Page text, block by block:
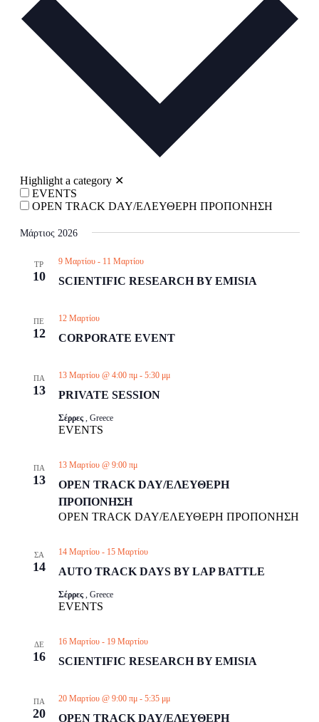
Highlight a category ✕
EVENTS
OPEN TRACK DAY/ΕΛΕΥΘΕΡΗ ΠΡΟΠΟΝΗΣΗ
Μάρτιος 2026
ΤΡ
10 SCIENTIFIC RESEARCH BY EMISIA
9 Μαρτίου- 11 Μαρτίου
ΠΕ
12 CORPORATE EVENT
12 Μαρτίου
ΠΑ
13 PRIVATE SESSION
13 Μαρτίου @ 4:00 πμ- 5:30 μμ
Σέρρες , Greece
EVENTS
ΠΑ
13
OPEN TRACK DAY/ΕΛΕΥΘΕΡΗ
ΠΡΟΠΟΝΗΣΗ
13 Μαρτίου @ 9:00 πμ
OPEN TRACK DAY/ΕΛΕΥΘΕΡΗ ΠΡΟΠΟΝΗΣΗ
ΣΑ
14 AUTO TRACK DAYS BY LAP BATTLE
14 Μαρτίου- 15 Μαρτίου
Σέρρες , Greece
EVENTS
ΔΕ
16 SCIENTIFIC RESEARCH BY EMISIA
16 Μαρτίου- 19 Μαρτίου
ΠΑ
20
OPEN TRACK DAY/ΕΛΕΥΘΕΡΗ
20 Μαρτίου @ 9:00 πμ- 5:35 μμ